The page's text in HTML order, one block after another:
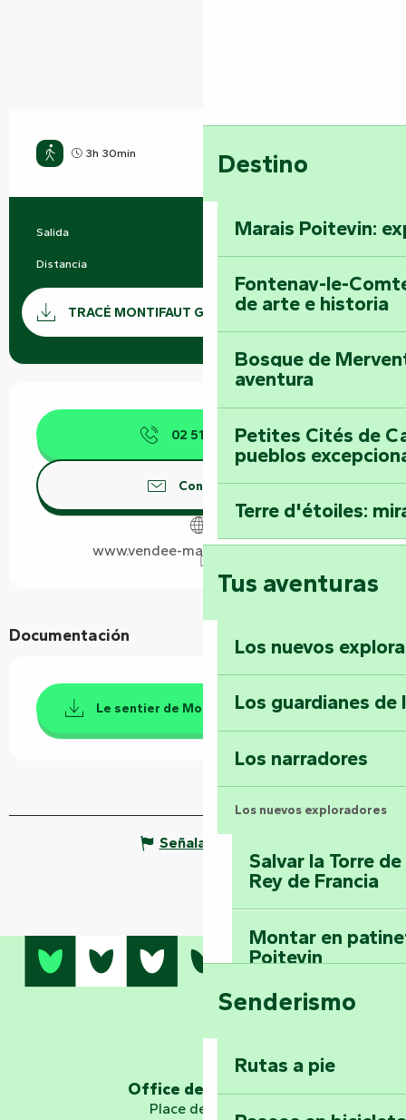
Destino
Marais Poitevin:
Fontenay-le-
de arte e historia
Bosque de
aventura
Petites Cités de
pueblos
Terre d'étoiles:
Tus aventuras
Los nuevos
Los guardianes de
Los narradores
Los nuevos exploradores
Salvar la Torre
Rey de Francia
Montar en
Poitevin
Domine los
Vouvant
Embárquese en
Senderismo
Rutas a pie
3h 30min
Información práctica
Salida Terval
Distancia
Documentación
TRACÉ MONTIFAUT GPX Los
02 51 69 44▒▒
Contáctenos
www.vendee-maraispoitevin.com
Documentación
Le sentier de Montifaut - PDF
Señalar un error
Office de tourisme
Place de Verdun